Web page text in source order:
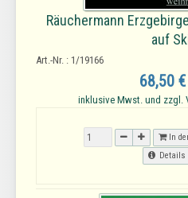
Räuchermann
auf
Art.-Nr. : 1/19166
68,50 €
inklusive Mwst. und zzgl.
In
Details